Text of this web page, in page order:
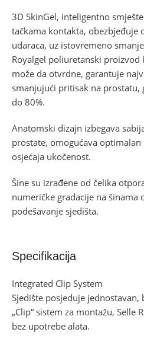
3D SkinGel, inteligentno
tačkama kontakta, obezbjeđuje
udaraca, uz istovremeno
Royalgel poliuretanski proizvod
može da otvrdne, garantuje
smanjujući pritisak na prostatu,
do 80%.
Anatomski dizajn izbegava
prostate, omogućava
osjećaja ukočenost.
Šine su izrađene od čelika
numeričke gradacije na šinama
podešavanje sjedišta.
Specifikacija
Integrated Clip System
Sjedište posjeduje
„Clip“ sistem za montažu, Selle
bez upotrebe alata.